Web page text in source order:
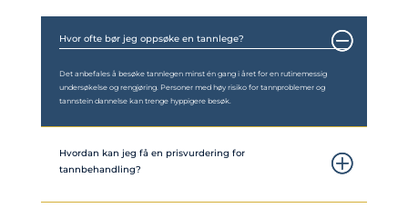
Hvor ofte bør jeg oppsøke en tannlege?
Det anbefales å besøke tannlegen minst én gang i året for en rutinemessig
undersøkelse og rengjøring. Personer med høy risiko for tannproblemer og
tannstein dannelse kan trenge hyppigere besøk.
Hvordan kan jeg få en prisvurdering for
tannbehandling?